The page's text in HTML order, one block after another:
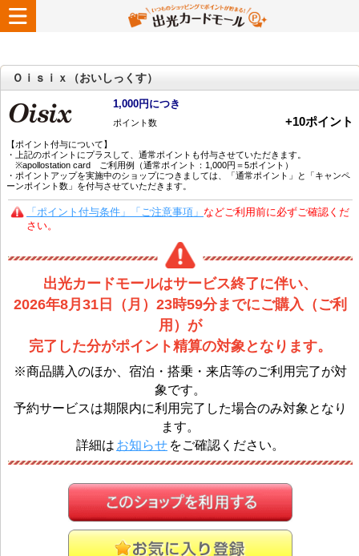
Ｏｉｓｉｘ（おいしっくす）
1,000円につき
ポイント数 +10ポイント
【ポイント付与について】
・上記のポイントにプラスして、通常ポイントも付与させていただきます。
※apollostation card ご利用例（通常ポイント：1,000円＝5ポイント）
・ポイントアップを実施中のショップにつきましては、「通常ポイント」と「キャンペ
ーンポイント数」を付与させていただきます。
「ポイント付与条件」「ご注意事項」 などご利用前に必ずご確認くだ
さい。
出光カードモールはサービス終了に伴い、
2026年8月31日（月）23時59分までにご購入（ご利
用）が
完了した分がポイント精算の対象となります。
※商品購入のほか、宿泊・搭乗・来店等のご利用完了が対
象です。
予約サービスは期限内に利用完了した場合のみ対象となり
ます。
詳細は お知らせ をご確認ください。